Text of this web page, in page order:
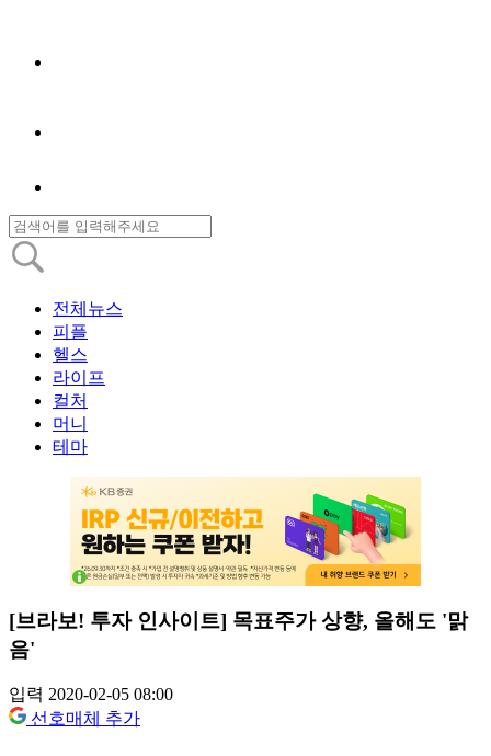
전체뉴스
피플
헬스
라이프
컬처
머니
테마
[브라보! 투자 인사이트] 목표주가 상향, 올해도 '맑
음'
입력 2020-02-05 08:00
선호매체 추가